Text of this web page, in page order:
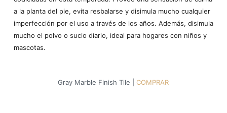
a la planta del pie, evita resbalarse y disimula mucho cualquier
imperfección por el uso a través de los años. Además, disimula
mucho el polvo o sucio diario, ideal para hogares con niños y
mascotas.
Gray Marble Finish Tile |COMPRAR